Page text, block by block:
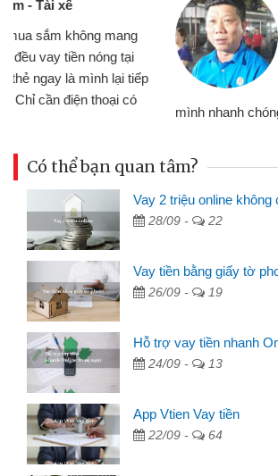
Tôi kinh doanh
nhiều lúc cần vốn
đến website qua bạn
đã giải quyết được
Có thể bạn quan tâm?
Vay 2 triệu online không
28/09 - 22
Vay tiền bằng giấy tờ
26/09 - 19
Hỗ trợ vay tiền nhanh
24/09 - 13
App Vtien Vay tiền
22/09 - 64